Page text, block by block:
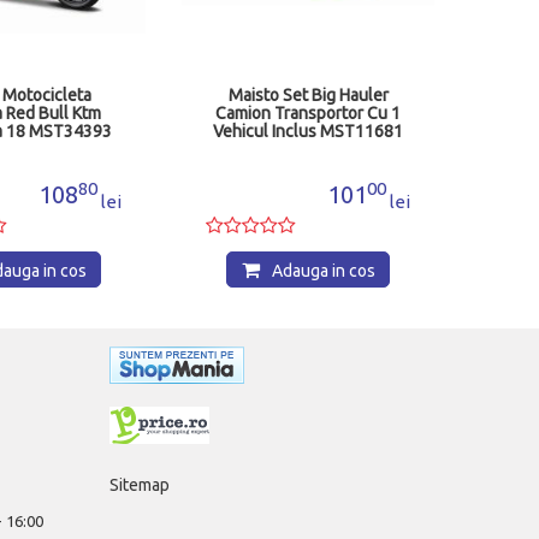
Red Bull Ktm
18 MST34393
10880
lei
in cos
Maisto Set Big Hauler
Camion Transportor Cu 1
Vehicul Inclus MST11681
10100
lei
Adauga in cos
16:00
Sitemap